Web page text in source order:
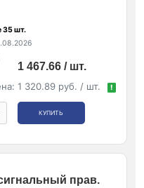
35 шт.
1 467.66 / шт.
1 320.89 руб. / шт. !
КУПИТЬ
прав.